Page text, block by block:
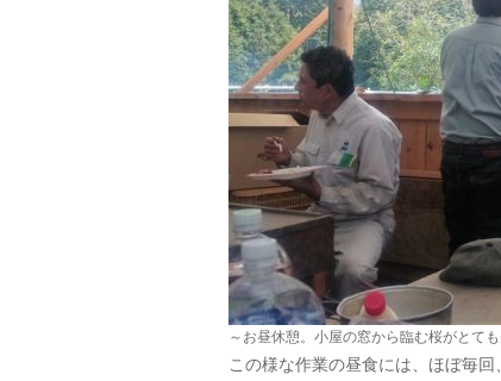
～お昼休憩。小屋の窓から臨む桜がとて
この様な作業の昼食には、ほぼ毎回、